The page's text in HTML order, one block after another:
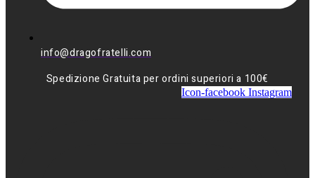
info@dragofratelli.com
Spedizione Gratuita per ordini superiori a 100€
Icon-facebook Instagram